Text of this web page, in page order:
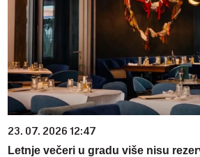
23. 07. 2026 12:47
Letnje večeri u gradu više nisu